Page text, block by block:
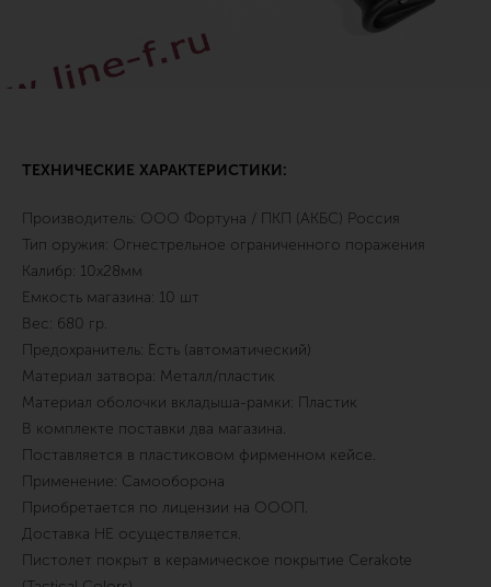
ТЕХНИЧЕСКИЕ ХАРАКТЕРИСТИКИ:
Производитель: ООО Фортуна / ПКП (АКБС) Россия
Тип оружия: Огнестрельное ограниченного поражения
Калибр: 10х28мм
Емкость магазина: 10 шт
Вес: 680 гр.
Предохранитель: Есть (автоматический)
Материал затвора: Металл/пластик
Материал оболочки вкладыша-рамки: Пластик
В комплекте поставки два магазина.
Поставляется в пластиковом фирменном кейсе.
Применение: Самооборона
Приобретается по лицензии на ОООП.
Доставка НЕ осуществляется.
Пистолет покрыт в керамическое покрытие Cerakote